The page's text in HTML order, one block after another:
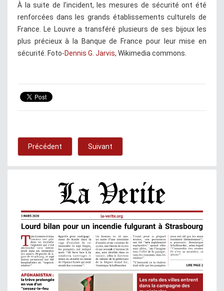
À la suite de l’incident, les mesures de sécurité ont été
renforcées dans les grands établissements culturels de
France. Le Louvre a transféré plusieurs de ses bijoux les
plus précieux à la Banque de France pour leur mise en
sécurité. Foto-Dennis G. Jarvis, Wikimedia commons.
Précédent Suivant